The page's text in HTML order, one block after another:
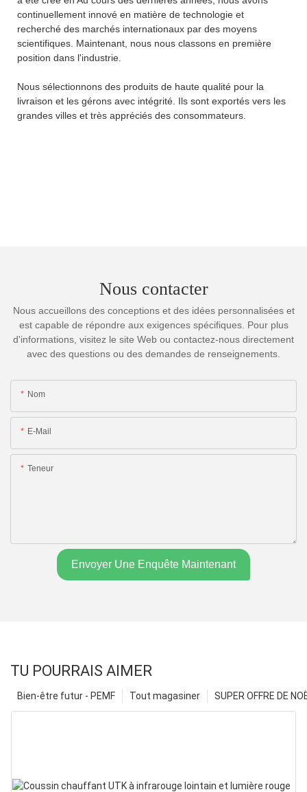
continuellement innové en matière de technologie et
recherché des marchés internationaux par des moyens
scientifiques. Maintenant, nous nous classons en première
position dans l'industrie.
Nous sélectionnons des produits de haute qualité pour la
livraison et les gérons avec intégrité. Ils sont exportés vers les
grandes villes et très appréciés des consommateurs.
Nous contacter
Nous accueillons des conceptions et des idées personnalisées et
est capable de répondre aux exigences spécifiques. Pour plus
d'informations, visitez le site Web ou contactez-nous directement
avec des questions ou des demandes de renseignements.
Nom
E-Mail
Teneur
Envoyer Une Enquête Maintenant
TU POURRAIS AIMER
SUPER OFFRE DE
Tout magasiner
Bien-être futur - PEMF